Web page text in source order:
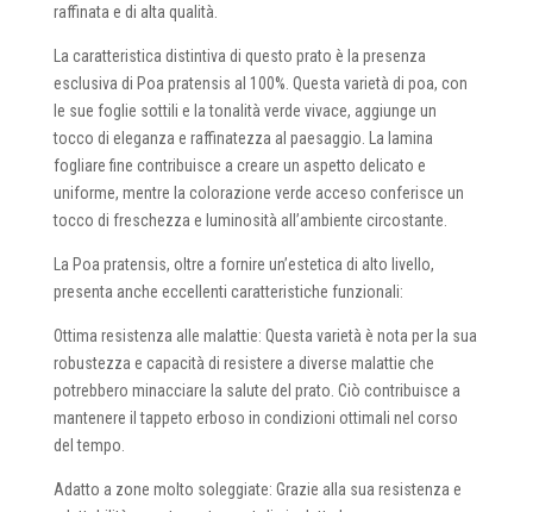
raffinata e di alta qualità.
La caratteristica distintiva di questo prato è la presenza
esclusiva di Poa pratensis al 100%. Questa varietà di poa, con
le sue foglie sottili e la tonalità verde vivace, aggiunge un
tocco di eleganza e raffinatezza al paesaggio. La lamina
fogliare fine contribuisce a creare un aspetto delicato e
uniforme, mentre la colorazione verde acceso conferisce un
tocco di freschezza e luminosità all’ambiente circostante.
La Poa pratensis, oltre a fornire un’estetica di alto livello,
presenta anche eccellenti caratteristiche funzionali:
Ottima resistenza alle malattie: Questa varietà è nota per la sua
robustezza e capacità di resistere a diverse malattie che
potrebbero minacciare la salute del prato. Ciò contribuisce a
mantenere il tappeto erboso in condizioni ottimali nel corso
del tempo.
Adatto a zone molto soleggiate: Grazie alla sua resistenza e